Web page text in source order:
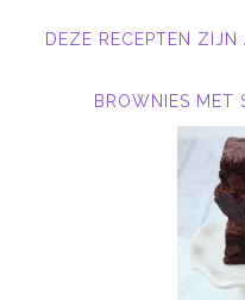
DEZE RECEPTEN ZIJN
BROWNIES MET